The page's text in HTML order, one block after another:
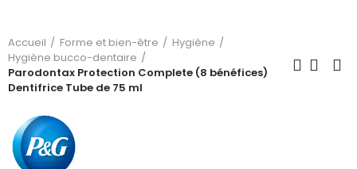
Accueil Forme et bien-être
Hygiène
Hygiène bucco-dentaire
Parodontax Protection Complete (8 bénéfices)
Dentifrice Tube de 75 ml